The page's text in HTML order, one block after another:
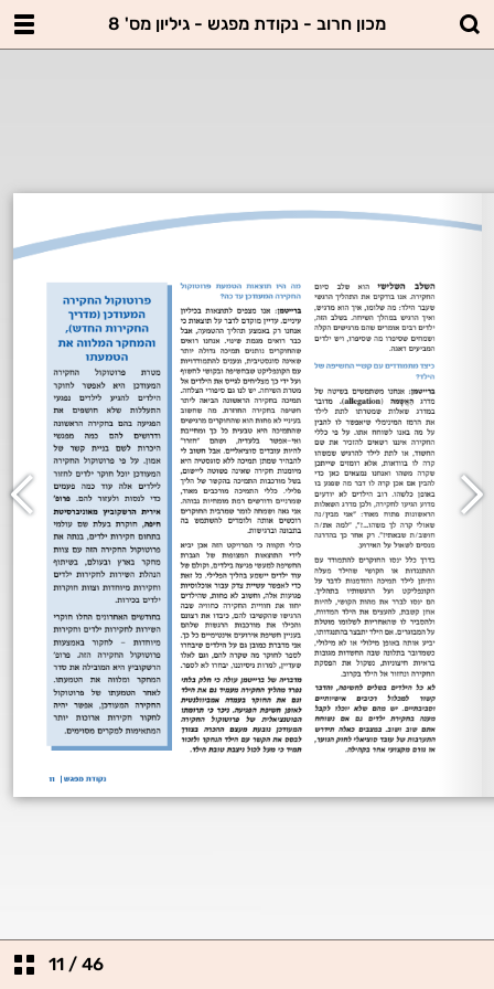
מכון חרוב - נקודת מפגש - גיליון מס' 8
11 / 46